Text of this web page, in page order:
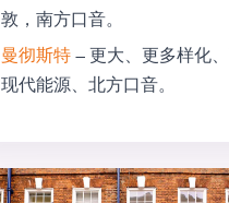
敦，南方口音。
曼彻斯特 – 更大、更多样化、
现代能源、北方口音。